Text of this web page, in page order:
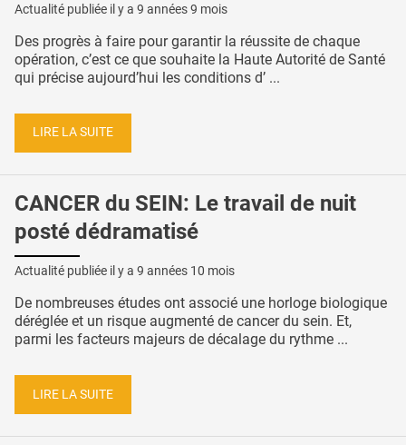
Actualité publiée il y a 9 années 9 mois
Des progrès à faire pour garantir la réussite de chaque
opération, c’est ce que souhaite la Haute Autorité de Santé
qui précise aujourd’hui les conditions d’ ...
LIRE LA SUITE
CANCER du SEIN: Le travail de nuit
posté dédramatisé
Actualité publiée il y a 9 années 10 mois
De nombreuses études ont associé une horloge biologique
déréglée et un risque augmenté de cancer du sein. Et,
parmi les facteurs majeurs de décalage du rythme ...
LIRE LA SUITE